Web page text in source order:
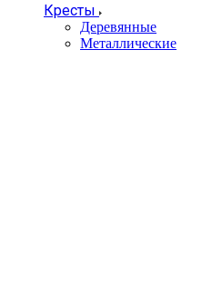
Кресты
Деревянные
Металлические